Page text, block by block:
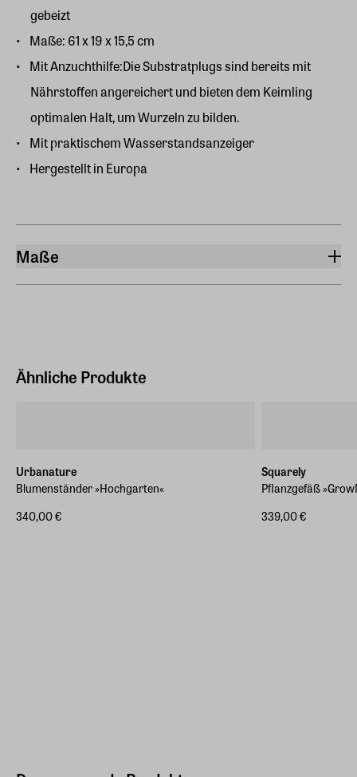
gebeizt
Maße: 61 x 19 x 15,5 cm
Mit Anzuchthilfe:Die Substratplugs sind bereits mit
Nährstoffen angereichert und bieten dem Keimling
optimalen Halt, um Wurzeln zu bilden.
Mit praktischem Wasserstandsanzeiger
Hergestellt in Europa
Maße
Höhe
Ähnliche Produkte
Urbanature
Blumenständer »Hochgarten«
340,00 €
Squarely
Pflanzgefäß
339,00 €